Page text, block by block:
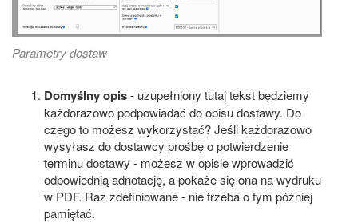
Parametry dostaw
Domyślny opis- uzupełniony tutaj tekst będziemy
każdorazowo podpowiadać do opisu dostawy. Do
czego to możesz wykorzystać? Jeśli każdorazowo
wysyłasz do dostawcy prośbę o potwierdzenie
terminu dostawy - możesz w opisie wprowadzić
odpowiednią adnotację, a pokaże się ona na wydruku
w PDF. Raz zdefiniowane - nie trzeba o tym później
pamiętać.